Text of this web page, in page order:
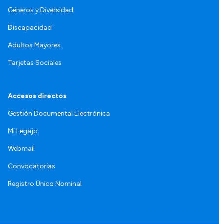
Géneros y Diversidad
Discapacidad
Adultos Mayores
Tarjetas Sociales
Accesos directos
Gestión Documental Electrónica
Mi Legajo
Webmail
Convocatorias
Registro Único Nominal